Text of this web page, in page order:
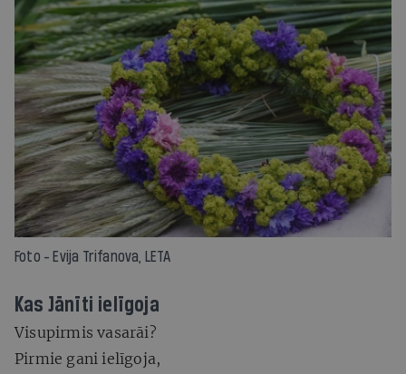
Foto - Evija Trifanova, LETA
Kas Jānīti ielīgoja
Visupirmis vasarāi?
Pirmie gani ielīgoja,